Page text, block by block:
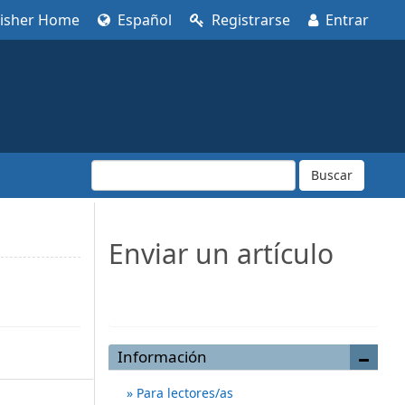
Home Español Registrarse Entrar
Buscar
Enviar un artículo
Información
Para lectores/as